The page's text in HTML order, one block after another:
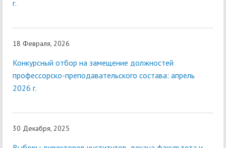
г.
18 Февраля, 2026
Конкурсный отбор на замещение должностей
профессорско-преподавательского состава: апрель
2026 г.
30 Декабря, 2025